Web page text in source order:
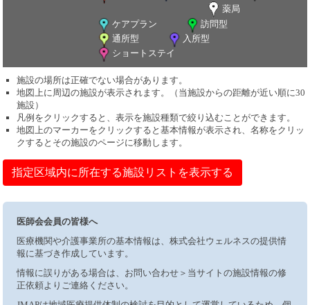
薬局
ケアプラン
訪問型
通所型
入所型
ショートステイ
施設の場所は正確でない場合があります。
地図上に周辺の施設が表示されます。（当施設からの距離が近い順に30
施設）
凡例をクリックすると、表示を施設種類で絞り込むことができます。
地図上のマーカーをクリックすると基本情報が表示され、名称をクリッ
クするとその施設のページに移動します。
指定区域内に所在する施設リストを表示する
医師会会員の皆様へ
医療機関や介護事業所の基本情報は、株式会社ウェルネスの提供情
報に基づき作成しています。
情報に誤りがある場合は、お問い合わせ＞当サイトの施設情報の修
正依頼よりご連絡ください。